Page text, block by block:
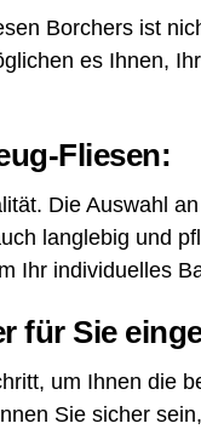
Bor­chers ist
es Ihnen,
Fliesen:
Die Aus­wahl
lang­le­big und
Ihr indi­vi­du­el­les
für Sie
um Ihnen die
Sie sicher